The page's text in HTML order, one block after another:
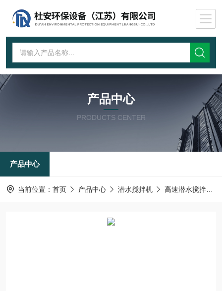
产品中心
PRODUCTS CENTER
产品中心
当前位置： 首页 产品中心 潜水搅拌机 高速潜水搅拌机